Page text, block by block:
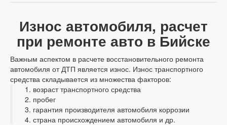
Износ автомобиля, расчет
при ремонте авто в Бийске
Важным аспектом в расчете восстановительного ремонта
автомобиля от ДТП является износ. Износ транспортного
средства складывается из множества факторов:
возраст транспортного средства
пробег
гарантия производителя автомобиля коррозии
страна происхождением автомобиля и др.